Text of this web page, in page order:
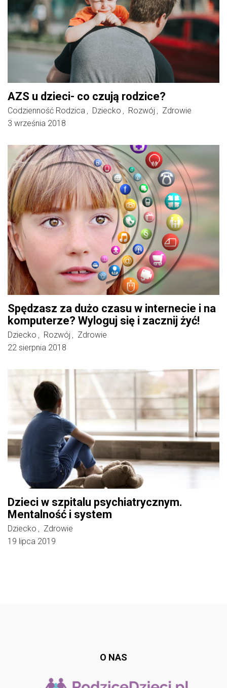
AZS u dzieci- co czują rodzice?
Codzienność Rodzica , Dziecko , Rozwój ,
Zdrowie
3 września 2018
Spędzasz za dużo czasu w internecie i na
komputerze? Wyloguj się i zacznij żyć!
Dziecko , Rozwój ,
Zdrowie
22 sierpnia 2018
Dzieci w szpitalu psychiatrycznym.
Mentalność i system
Dziecko ,
Zdrowie
19 lipca 2019
O NAS